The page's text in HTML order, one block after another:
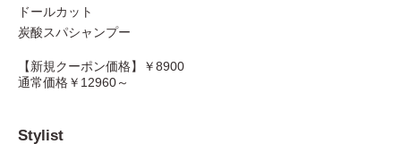
ドールカット
炭酸スパシャンプー
【新規クーポン価格】￥8900
通常価格￥12960～
Stylist